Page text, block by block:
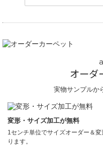
オーダ
実物サンプルか
変形・サイズ加工が無料
1センチ単位でサイズオーダー＆
ります。